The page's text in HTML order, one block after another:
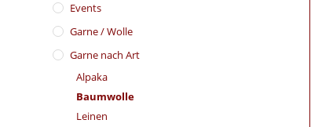
Events
Garne / Wolle
Garne nach Art
Alpaka
Baumwolle
Leinen